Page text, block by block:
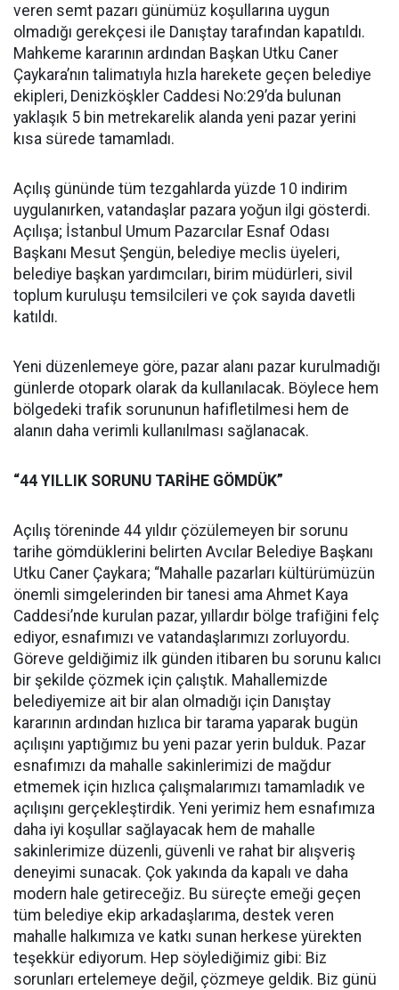
veren semt pazarı günümüz koşullarına uygun
olmadığı gerekçesi ile Danıştay tarafından kapatıldı.
Mahkeme kararının ardından Başkan Utku Caner
Çaykara’nın talimatıyla hızla harekete geçen belediye
ekipleri, Denizköşkler Caddesi No:29’da bulunan
yaklaşık 5 bin metrekarelik alanda yeni pazar yerini
kısa sürede tamamladı.
Açılış gününde tüm tezgahlarda yüzde 10 indirim
uygulanırken, vatandaşlar pazara yoğun ilgi gösterdi.
Açılışa; İstanbul Umum Pazarcılar Esnaf Odası
Başkanı Mesut Şengün, belediye meclis üyeleri,
belediye başkan yardımcıları, birim müdürleri, sivil
toplum kuruluşu temsilcileri ve çok sayıda davetli
katıldı.
Yeni düzenlemeye göre, pazar alanı pazar kurulmadığı
günlerde otopark olarak da kullanılacak. Böylece hem
bölgedeki trafik sorununun hafifletilmesi hem de
alanın daha verimli kullanılması sağlanacak.
“44 YILLIK SORUNU TARİHE GÖMDÜK”
Açılış töreninde 44 yıldır çözülemeyen bir sorunu
tarihe gömdüklerini belirten Avcılar Belediye Başkanı
Utku Caner Çaykara; “Mahalle pazarları kültürümüzün
önemli simgelerinden bir tanesi ama Ahmet Kaya
Caddesi’nde kurulan pazar, yıllardır bölge trafiğini felç
ediyor, esnafımızı ve vatandaşlarımızı zorluyordu.
Göreve geldiğimiz ilk günden itibaren bu sorunu kalıcı
bir şekilde çözmek için çalıştık. Mahallemizde
belediyemize ait bir alan olmadığı için Danıştay
kararının ardından hızlıca bir tarama yaparak bugün
açılışını yaptığımız bu yeni pazar yerin bulduk. Pazar
esnafımızı da mahalle sakinlerimizi de mağdur
etmemek için hızlıca çalışmalarımızı tamamladık ve
açılışını gerçekleştirdik. Yeni yerimiz hem esnafımıza
daha iyi koşullar sağlayacak hem de mahalle
sakinlerimize düzenli, güvenli ve rahat bir alışveriş
deneyimi sunacak. Çok yakında da kapalı ve daha
modern hale getireceğiz. Bu süreçte emeği geçen
tüm belediye ekip arkadaşlarıma, destek veren
mahalle halkımıza ve katkı sunan herkese yürekten
teşekkür ediyorum. Hep söylediğimiz gibi: Biz
sorunları ertelemeye değil, çözmeye geldik. Biz günü